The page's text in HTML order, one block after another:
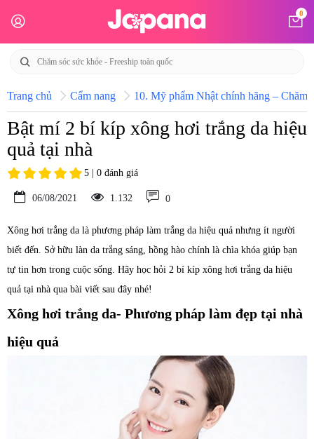
0
Trang chủ Cẩm nang 10. Mỹ phẩm Nhật chính hãng – Chăm
Bật mí 2 bí kíp xông hơi trắng da hiệu
quả tại nhà
5 | 0 đánh giá
06/08/2021 1.132 0
Xông hơi trắng da là phương pháp làm trắng da hiệu quả nhưng ít người
biết đến. Sở hữu làn da trắng sáng, hồng hào chính là chìa khóa giúp bạn
tự tin hơn trong cuộc sống. Hãy học hỏi 2 bí kíp xông hơi trắng da hiệu
quả tại nhà qua bài viết sau đây nhé!
Xông hơi trắng da- Phương pháp làm đẹp tại nhà
hiệu quả